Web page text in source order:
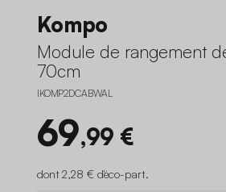
Kompo
Module de rangement
70cm
IKOMP2DCABWAL
69,99 €
dont 2,28 € d'éco-part.